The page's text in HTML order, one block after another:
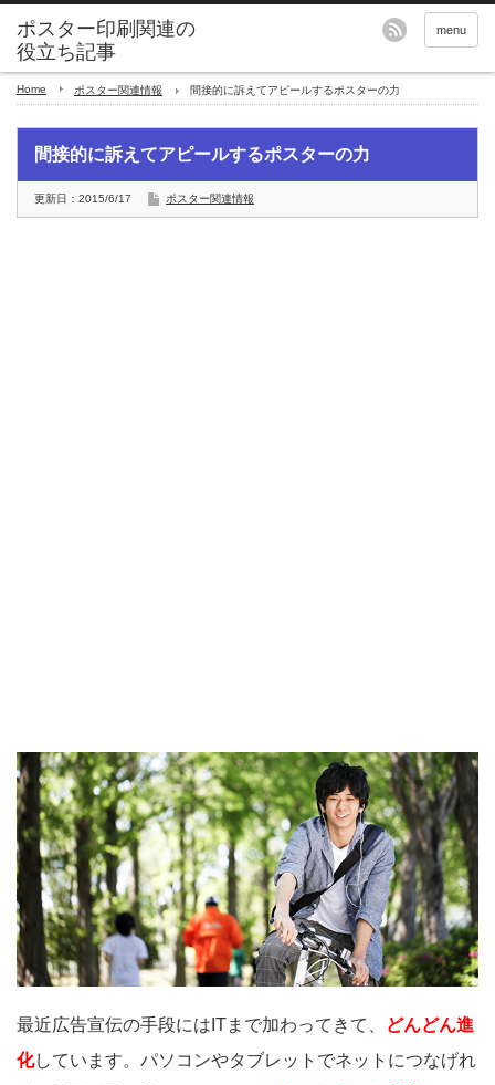
menu
Home ポスター関連情報 間接的に訴えてアピールするポスターの力
間接的に訴えてアピールするポスターの力
更新日：2015/6/17 ポスター関連情報
最近広告宣伝の手段にはITまで加わってきて、
どんどん進
化しています。パソコンやタブレットでネットにつなげれ